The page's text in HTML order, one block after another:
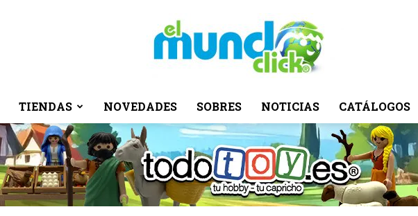
El
TIENDAS NOVEDADES SOBRES NOTICIAS CATÁLOGOS